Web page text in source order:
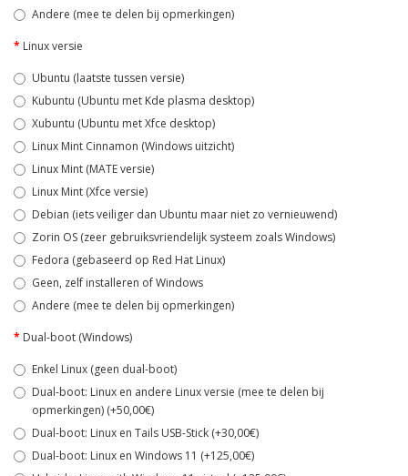
Andere (mee te delen bij opmerkingen)
Linux versie
Ubuntu (laatste tussen versie)
Kubuntu (Ubuntu met Kde plasma desktop)
Xubuntu (Ubuntu met Xfce desktop)
Linux Mint Cinnamon (Windows uitzicht)
Linux Mint (MATE versie)
Linux Mint (Xfce versie)
Debian (iets veiliger dan Ubuntu maar niet zo vernieuwend)
Zorin OS (zeer gebruiksvriendelijk systeem zoals Windows)
Fedora (gebaseerd op Red Hat Linux)
Geen, zelf installeren of Windows
Andere (mee te delen bij opmerkingen)
Dual-boot (Windows)
Enkel Linux (geen dual-boot)
Dual-boot: Linux en andere Linux versie (mee te delen bij
opmerkingen) (+50,00€)
Dual-boot: Linux en Tails USB-Stick (+30,00€)
Dual-boot: Linux en Windows 11 (+125,00€)